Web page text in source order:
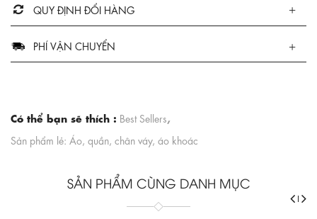
QUY ĐỊNH ĐỔI HÀNG
PHÍ VẬN CHUYỂN
Có thể bạn sẽ thích : Best Sellers,
Sản phẩm lẻ: Áo, quần, chân váy, áo khoác
SẢN PHẨM CÙNG DANH MỤC